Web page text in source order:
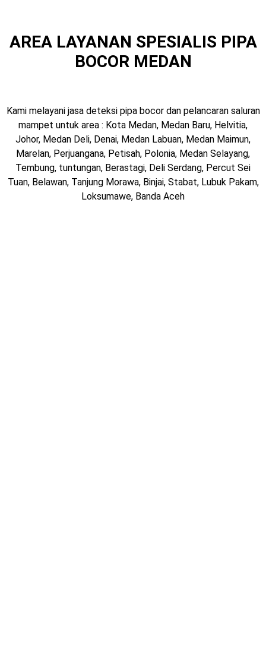
AREA LAYANAN SPESIALIS PIPA
BOCOR MEDAN
Kami melayani jasa deteksi pipa bocor dan pelancaran saluran
mampet untuk area : Kota Medan, Medan Baru, Helvitia,
Johor, Medan Deli, Denai, Medan Labuan, Medan Maimun,
Marelan, Perjuangana, Petisah, Polonia, Medan Selayang,
Tembung, tuntungan, Berastagi, Deli Serdang, Percut Sei
Tuan, Belawan, Tanjung Morawa, Binjai, Stabat, Lubuk Pakam,
Loksumawe, Banda Aceh